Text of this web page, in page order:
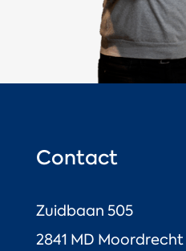
Contact
Zuidbaan 505
2841 MD Moordrecht